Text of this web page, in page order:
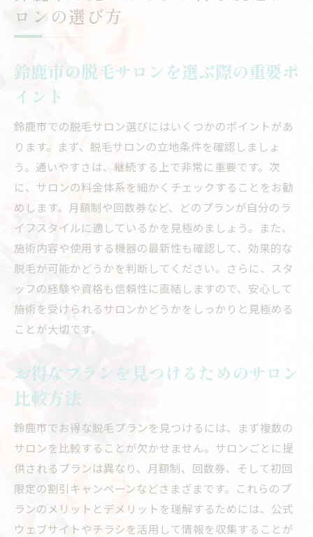
け方
地元で支持されるサロンを探すコツ
初めての脱毛で知っておくべき基礎知識
月額制と回数券の違いを理解する
予算を抑えつつ効果を実感する方法
脱毛キャンペーンを賢く利用する秘訣
初心者におすすめの脱毛サロンを紹介
初回限定キャンペーンを活用した鈴鹿市の脱毛
サロン選び
初回限定キャンペーンのメリットを最大限
に利用
鈴鹿市でのキャンペーン情報をリサーチす
る方法
キャンペーンを利用した失敗しないサロン
選び
お試しプランで注目すべきポイント
口コミで評価の高いキャンペーン付きサロ
ン
月額制プランで賢く脱毛！鈴鹿市のおすすめサ
ロン
月額制プランが人気の理由とは
ロンの選び方
鈴鹿市の脱毛サロンを選ぶ際の重要ポ
イント
鈴鹿市での脱毛サロン選びにはいくつかのポイントがあ
ります。まず、脱毛サロンの立地条件を確認しましょ
う。通いやすさは、継続する上で非常に重要です。次
に、サロンの料金体系を細かくチェックすることをお勧
めします。月額制や回数券など、どのプランが自分のラ
イフスタイルに適しているかを見極めましょう。また、
施術内容や使用する機器の最新性も確認して、効果的な
脱毛が可能かどうかを判断してください。さらに、スタ
ッフの経験や資格も信頼性に直結しますので、安心して
施術を受けられるサロンかどうかをしっかりと見極める
ことが大切です。
お得なプランを見つけるためのサロン
比較方法
鈴鹿市でお得な脱毛プランを見つけるには、まず複数の
サロンを比較することが欠かせません。サロンごとに提
供されるプランは異なり、月額制、回数券、そして初回
限定の割引キャンペーンなどさまざまです。これらのプ
ランのメリットとデメリットを理解するためには、公式
ウェブサイトやチラシを活用して情報を収集することが